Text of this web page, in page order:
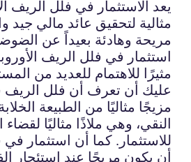
يعد الاستثمار في فلل الريف
مثالية لتحقيق عائد مالي جيد
مريحة وهادئة بعيداً عن
استثمار في فلل الريف
مثيرًا للاهتمام للعديد من
عليك أن تعرف أن فلل الريف
مزيجًا مثاليًا من الطبيعة
النقي، وهي ملاذًا مثاليًا
للاستثمار. كما أن استثمار
أن يكون مربحًا عند استئجار